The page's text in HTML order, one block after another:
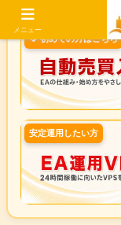
🔰 初めての方はこちら
安定運用したい方
メニュー